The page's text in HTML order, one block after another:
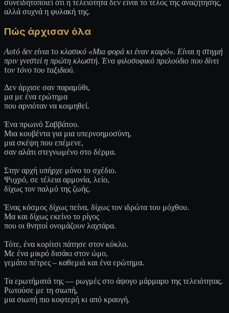
συνειδητοποιεί ότι η τελειότητα δεν είναι το τέλος της αναζήτησης,
αλλά συχνά η φυλακή της.
Πώς άρχισαν όλα
Αυτό δεν είναι το κλασικό «Μια φορά κι έναν καιρό». Είναι η στιγμή
πριν γνεστεί η πρώτη κλωστή. Ένα φιλοσοφικό πρελούδιο που δίνει
τον τόνο του ταξιδιού.
Δεν άρχισε σαν παραμύθι,
μα με ένα ερώτημα
που αρνιόταν να κοιμηθεί.
Ένα πρωινό Σαββάτου.
Μια κουβέντα για μια υπερνοημοσύνη,
μια σκέψη που επέμενε,
σαν αλάτι στεγνωμένο στο δέρμα.
Στην αρχή υπήρχε μόνο το σχέδιο.
Ψυχρό, σε τέλεια αρμονία, λείο,
δίχως τον παλμό της ζωής.
Ένας κόσμος δίχως πείνα, δίχως τον ιδρώτα του μόχθου.
Μα και δίχως εκείνο το ρίγος
που οι θνητοί ονομάζουν λαχτάρα.
Τότε, ένα κορίτσι πάτησε στον κύκλο.
Με ένα μικρό δισάκι στον ώμο,
γεμάτο πέτρες – καθεμιά και ένα ερώτημα.
Τα ερωτήματά της — ρωγμές στο άψογο μάρμαρο της τελειότητας.
Ρωτούσε με τη σιωπή,
μια σιωπή πιο κοφτερή κι από κραυγή.